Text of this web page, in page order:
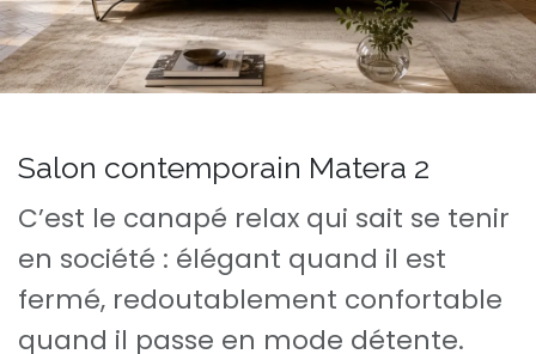
Salon contemporain Matera 2
C’est le canapé relax qui sait se tenir
en société : élégant quand il est
fermé, redoutablement confortable
quand il passe en mode détente.